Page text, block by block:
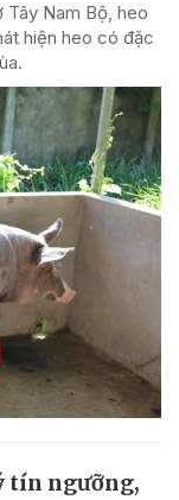
Tây Nam Bộ, heo
hiện heo có đặc
tín ngưỡng,